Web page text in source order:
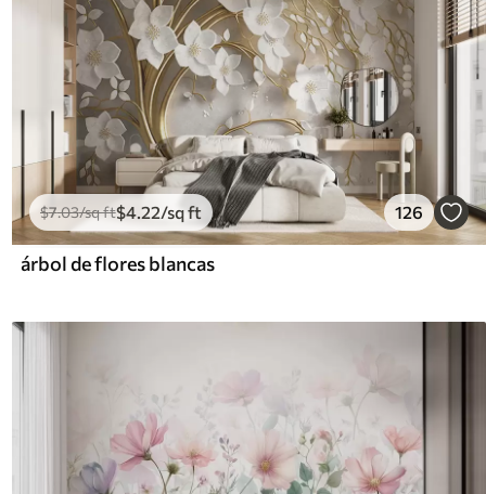
$7.03/sq ft$4.22/sq ft 126
árbol de flores blancas